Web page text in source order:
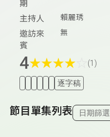
期
主持人 賴麗琇
邀訪來
賓
無
4★★★★ (1)
逐字稿
節目單集列表 日期篩選